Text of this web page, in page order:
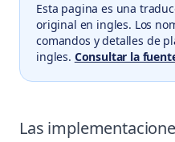
Esta pagina es una
original en ingles. Los
comandos y detalles de
ingles. Consultar la
Las